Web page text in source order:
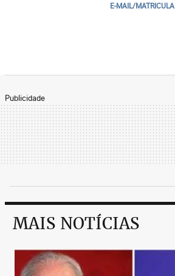
E-MAIL/MATRICULA
Publicidade
MAIS NOTÍCIAS